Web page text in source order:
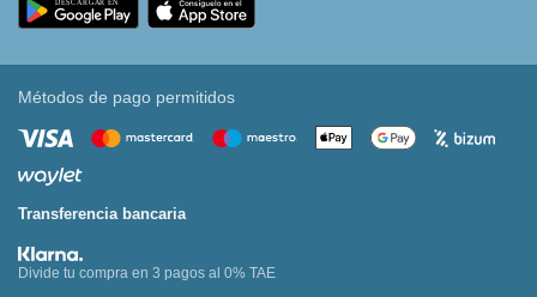
Métodos de pago permitidos
Transferencia bancaria
Divide tu compra en 3 pagos al 0% TAE